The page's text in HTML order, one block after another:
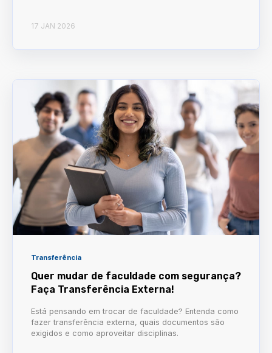
17 JAN 2026
Transferência
Quer mudar de faculdade com segurança?
Faça Transferência Externa!
Está pensando em trocar de faculdade? Entenda como
fazer transferência externa, quais documentos são
exigidos e como aproveitar disciplinas.